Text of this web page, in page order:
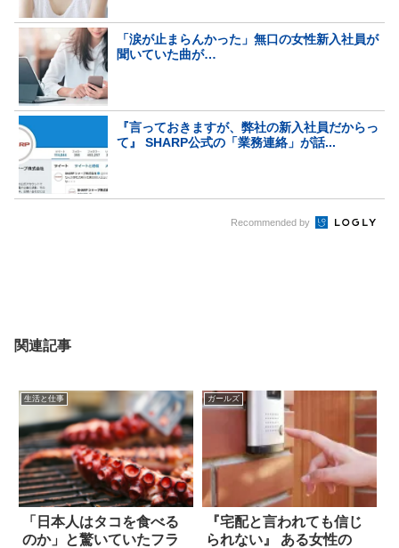
「涙が止まらんかった」無口の女性新入社員が
聞いていた曲が…
『言っておきますが、弊社の新入社員だからっ
て』 SHARP公式の「業務連絡」が話...
Recommended by
関連記事
生活と仕事
「日本人はタコを食べる
のか」と驚いていたフラ
ガールズ
『宅配と言われても信じ
られない』 ある女性の